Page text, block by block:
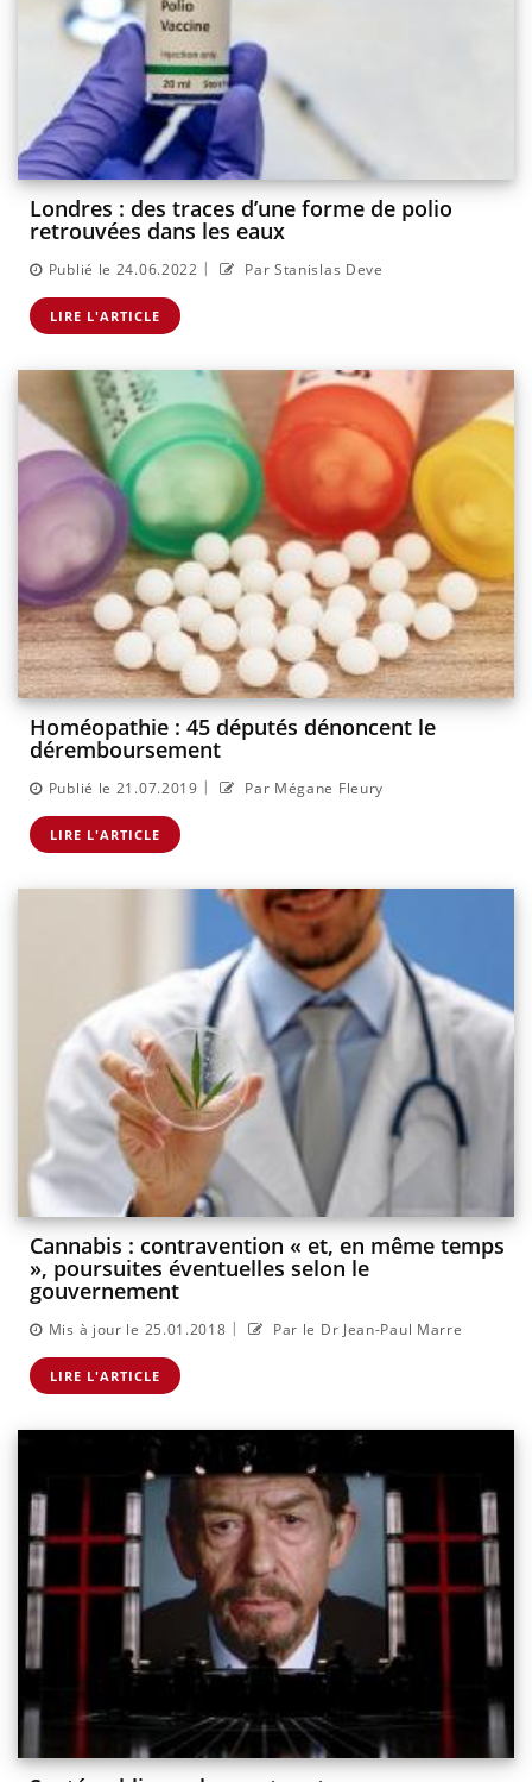
Londres : des traces d’une forme de polio
retrouvées dans les eaux
Publié le 24.06.2022 | Par Stanislas Deve
LIRE L'ARTICLE
Homéopathie : 45 députés dénoncent le
déremboursement
Publié le 21.07.2019 | Par Mégane Fleury
LIRE L'ARTICLE
Cannabis : contravention « et, en même temps
», poursuites éventuelles selon le
gouvernement
Mis à jour le 25.01.2018 | Par le Dr Jean-Paul Marre
LIRE L'ARTICLE